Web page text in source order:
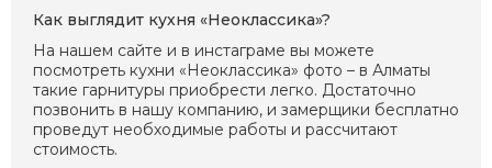
Как выглядит кухня «Неоклассика»?
На нашем сайте и в инстаграме вы можете
посмотреть кухни «Неоклассика» фото – в Алматы
такие гарнитуры приобрести легко. Достаточно
позвонить в нашу компанию, и замерщики бесплатно
проведут необходимые работы и рассчитают
стоимость.